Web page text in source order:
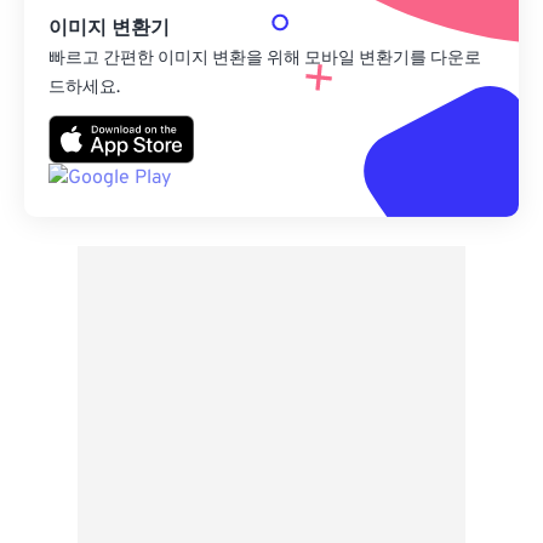
이미지 변환기
빠르고 간편한 이미지 변환을 위해 모바일 변환기를 다운로
드하세요.